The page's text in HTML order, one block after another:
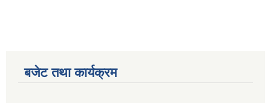
बजेट तथा कार्यक्रम